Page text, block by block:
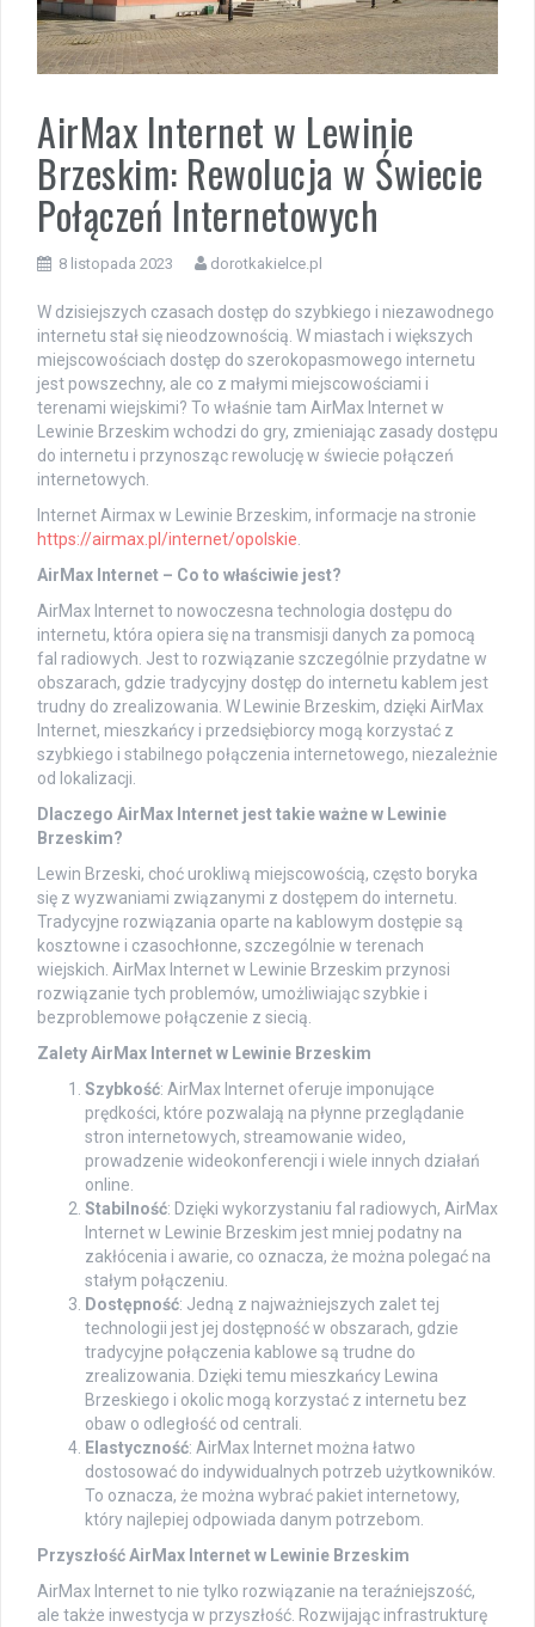
AirMax Internet w Lewinie
Brzeskim: Rewolucja w Świecie
Połączeń Internetowych
8 listopada 2023 dorotkakielce.pl
W dzisiejszych czasach dostęp do szybkiego i niezawodnego
internetu stał się nieodzownością. W miastach i większych
miejscowościach dostęp do szerokopasmowego internetu
jest powszechny, ale co z małymi miejscowościami i
terenami wiejskimi? To właśnie tam AirMax Internet w
Lewinie Brzeskim wchodzi do gry, zmieniając zasady dostępu
do internetu i przynosząc rewolucję w świecie połączeń
internetowych.
Internet Airmax w Lewinie Brzeskim, informacje na stronie
https://airmax.pl/internet/opolskie
AirMax Internet – Co to właściwie jest?
AirMax Internet to nowoczesna technologia dostępu do
internetu, która opiera się na transmisji danych za pomocą
fal radiowych. Jest to rozwiązanie szczególnie przydatne w
obszarach, gdzie tradycyjny dostęp do internetu kablem jest
trudny do zrealizowania. W Lewinie Brzeskim, dzięki AirMax
Internet, mieszkańcy i przedsiębiorcy mogą korzystać z
szybkiego i stabilnego połączenia internetowego, niezależnie
od lokalizacji.
Dlaczego AirMax Internet jest takie ważne w Lewinie
Brzeskim?
Lewin Brzeski, choć urokliwą miejscowością, często boryka
się z wyzwaniami związanymi z dostępem do internetu.
Tradycyjne rozwiązania oparte na kablowym dostępie są
kosztowne i czasochłonne, szczególnie w terenach
wiejskich. AirMax Internet w Lewinie Brzeskim przynosi
rozwiązanie tych problemów, umożliwiając szybkie i
bezproblemowe połączenie z siecią.
Zalety AirMax Internet w Lewinie Brzeskim
Szybkość: AirMax Internet oferuje imponujące
prędkości, które pozwalają na płynne przeglądanie
stron internetowych, streamowanie wideo,
prowadzenie wideokonferencji i wiele innych działań
online.
Stabilność: Dzięki wykorzystaniu fal radiowych, AirMax
Internet w Lewinie Brzeskim jest mniej podatny na
zakłócenia i awarie, co oznacza, że ​​można polegać na
stałym połączeniu.
Dostępność: Jedną z najważniejszych zalet tej
technologii jest jej dostępność w obszarach, gdzie
tradycyjne połączenia kablowe są trudne do
zrealizowania. Dzięki temu mieszkańcy Lewina
Brzeskiego i okolic mogą korzystać z internetu bez
obaw o odległość od centrali.
Elastyczność: AirMax Internet można łatwo
dostosować do indywidualnych potrzeb użytkowników.
To oznacza, że ​​można wybrać pakiet internetowy,
który najlepiej odpowiada danym potrzebom.
Przyszłość AirMax Internet w Lewinie Brzeskim
AirMax Internet to nie tylko rozwiązanie na teraźniejszość,
ale także inwestycja w przyszłość. Rozwijając infrastrukturę